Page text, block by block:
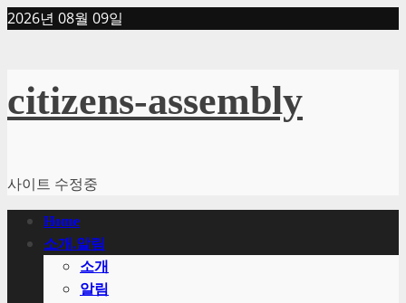
Skip
2026년 08월 09일
citizens-assembly
사이트 수정중
Primary
Menu
Home
소개.알림
소개
알림